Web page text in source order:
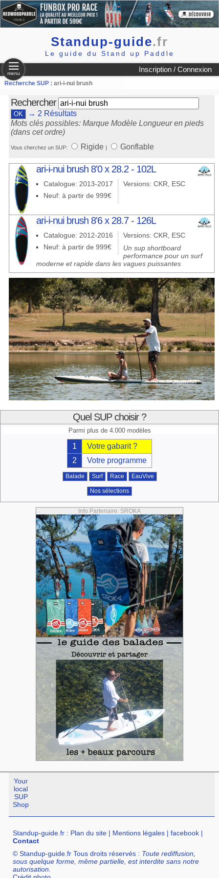
Standup-guide.fr
Le guide du Stand up Paddle
Inscription / Connexion
menu
Recherche SUP : ari-i-nui brush
Rechercher
→ 2 Résultats
Mots clés possibles: Marque Modèle Longueur en pieds
(dans cet ordre)
Vous cherchez un SUP: Rigide | Gonflable
ari-i-nui brush 8'0 x 28.2 - 102L
Catalogue: 2013-2017
Neuf: à partir de 999€
Versions: CKR, ESC
ari-i-nui brush 8'6 x 28.7 - 126L
Catalogue: 2012-2016
Neuf: à partir de 999€
Versions: CKR, ESC
Un sup shortboard
performance pour un surf
moderne et rapide dans les vagues puissantes
Quel SUP choisir ?
Parmi plus de 4.000 modèles
1
Votre gabarit ?
2
Votre programme
Balade Surf Race EauVive
Nos sélections
Info Partenaire: SROKA
Your
local
SUP
Shop
Standup-guide.fr : Plan du site | Mentions légales |facebook |
Contact
© Standup-guide.fr Tous droits réservés : Toute rediffusion,
sous quelque forme, même partielle, est interdite sans notre
autorisation.